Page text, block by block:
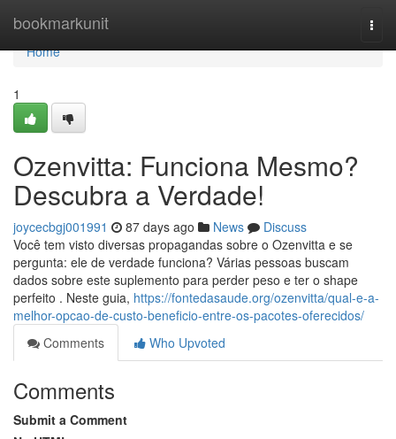
bookmarkunit
Home
Home
1
Ozenvitta: Funciona Mesmo?
Descubra a Verdade!
joycecbgj001991 87 days ago News
Discuss
Você tem visto diversas propagandas sobre o Ozenvitta e se
pergunta: ele de verdade funciona? Várias pessoas buscam
dados sobre este suplemento para perder peso e ter o shape
perfeito . Neste guia, https://fontedasaude.org/ozenvitta/qual-e-a-
melhor-opcao-de-custo-beneficio-entre-os-pacotes-oferecidos/
Comments
Who Upvoted
Comments
Submit a Comment